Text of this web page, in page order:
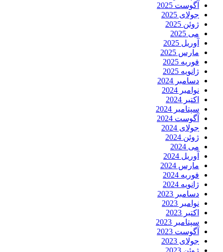
آگوست 2025
جولای 2025
ژوئن 2025
می 2025
آوریل 2025
مارس 2025
فوریه 2025
ژانویه 2025
دسامبر 2024
نوامبر 2024
اکتبر 2024
سپتامبر 2024
آگوست 2024
جولای 2024
ژوئن 2024
می 2024
آوریل 2024
مارس 2024
فوریه 2024
ژانویه 2024
دسامبر 2023
نوامبر 2023
اکتبر 2023
سپتامبر 2023
آگوست 2023
جولای 2023